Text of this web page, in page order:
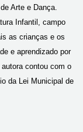
Arte e Dança.
Infantil, campo
as crianças e os
e aprendizado por
contou com o
da Lei Municipal de